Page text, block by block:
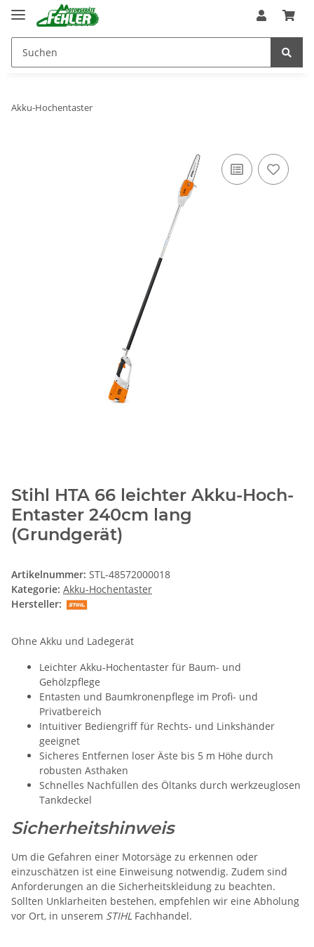
Akku-Hochentaster
Stihl HTA 66 leichter Akku-Hoch-
Entaster 240cm lang
(Grundgerät)
Artikelnummer: STL-48572000018
Kategorie: Akku-Hochentaster
Hersteller:
Ohne Akku und Ladegerät
Leichter Akku-Hochentaster für Baum- und
Gehölzpflege
Entasten und Baumkronenpflege im Profi- und
Privatbereich
Intuitiver Bediengriff für Rechts- und Linkshänder
geeignet
Sicheres Entfernen loser Äste bis 5 m Höhe durch
robusten Asthaken
Schnelles Nachfüllen des Öltanks durch werkzeuglosen
Tankdeckel
Sicherheitshinweis
Um die Gefahren einer Motorsäge zu erkennen oder
einzuschätzen ist eine Einweisung notwendig. Zudem sind
Anforderungen an die Sicherheitskleidung zu beachten.
Sollten Unklarheiten bestehen, empfehlen wir eine Abholung
vor Ort, in unserem STIHL Fachhandel.